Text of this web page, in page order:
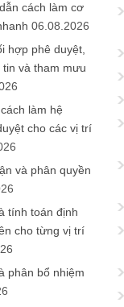
cách làm cơ
06.08.2026
hợp phê duyệt,
và tham mưu
làm hệ
cho các vị trí
và phân quyền
tính toán định
cho từng vị trí
phân bổ nhiệm